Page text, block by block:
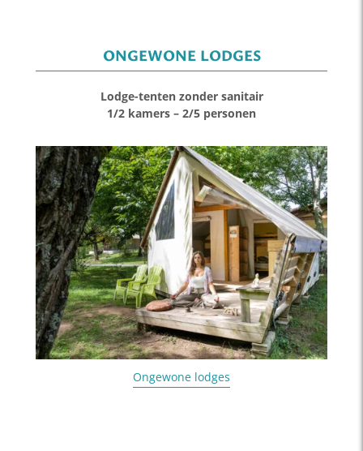
ONGEWONE LODGES
Lodge-tenten zonder sanitair
1/2 kamers – 2/5 personen
Ongewone lodges